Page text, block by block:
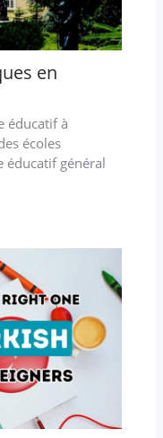
en
éducatif à
écoles
éducatif général